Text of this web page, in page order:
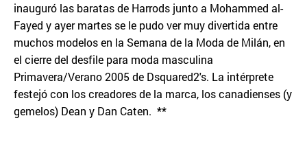
inauguró las baratas de Harrods junto a Mohammed al-
Fayed y ayer martes se le pudo ver muy divertida entre
muchos modelos en la Semana de la Moda de Milán, en
el cierre del desfile para moda masculina
Primavera/Verano 2005 de Dsquared2's. La intérprete
festejó con los creadores de la marca, los canadienses (y
gemelos) Dean y Dan Caten. **